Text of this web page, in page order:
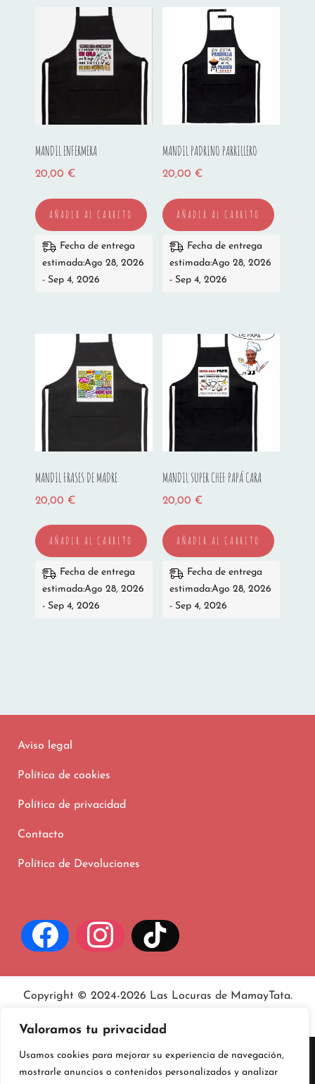
Valoramos tu privacidad
Usamos cookies para mejorar su experiencia de navegación,
mostrarle anuncios o contenidos personalizados y analizar
MANDIL ENFERMERA
20,00 €
AÑADIR AL CARRITO
Fecha de entrega
estimada:Ago 28, 2026
- Sep 4, 2026
MANDIL PADRINO PARRILLERO
20,00 €
AÑADIR AL CARRITO
Fecha de entrega
estimada:Ago 28, 2026
- Sep 4, 2026
MANDIL FRASES DE MADRE
20,00 €
AÑADIR AL CARRITO
Fecha de entrega
estimada:Ago 28, 2026
- Sep 4, 2026
MANDIL SUPER CHEF PAPÁ CARA
20,00 €
AÑADIR AL CARRITO
Fecha de entrega
estimada:Ago 28, 2026
- Sep 4, 2026
Aviso legal
Política de cookies
Política de privacidad
Contacto
Política de Devoluciones
Copyright © 2024-2026 Las Locuras de MamayTata.